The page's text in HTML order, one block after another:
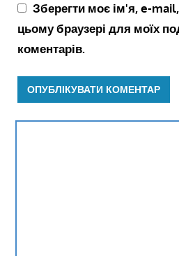
Зберегти моє ім'я, e-
цьому браузері для моїх
коментарів.